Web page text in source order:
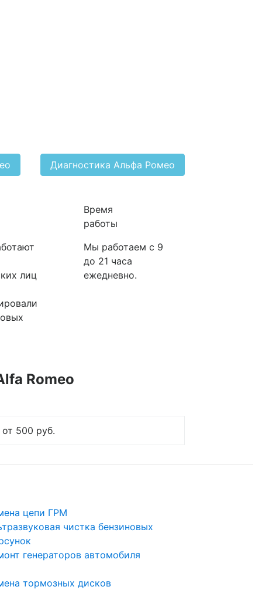
Диагностика Альфа Ромео
лиц
Время
работы
Мы работаем с 9
до 21 часа
ежедневно.
Romeo
от 500 руб.
цепи ГРМ
чистка бензиновых
генераторов автомобиля
тормозных дисков